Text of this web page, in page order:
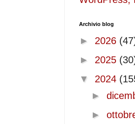
Archivio blog
► 2026
► 2025
▼ 2024
►
►